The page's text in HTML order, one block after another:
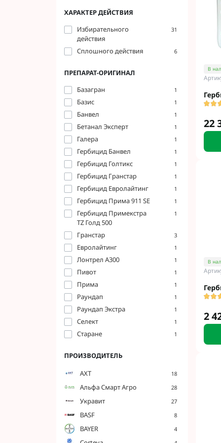
Подсолнечник
Подсолнечник
Подсолнечник
Подсолнечник
Подсолнечник
Подсолнечник
Украинские
ЮГ АГРОЛИДЕР
Технология
Подсолнечник
Гранстар на
Довсходовые
Гербицид от
Гербициды от
Контактные
Системные
Гербициды
Гербициды
Гербициды
Гербициды
технологии
Гербициды
Гербициды
Гербициды BASF
Гербициды FMC
Гербициды
Гербициды
Гербициды
Гербициды
Гербициды
Фунгициды
Фунгициды
Фунгициды для
Фунгициды
Фунгициды
Фунгициды
Фунгициды
Фунгициды
Фунгициды
Контактные
Системные
ХАРАКТЕР ДЕЙСТВИЯ
Избирательного
действия
31
Сплошного действия 6
ПРЕПАРАТ-ОРИГИНАЛ
Базагран
1
Базис 1
Банвел 1
Бетанал Эксперт 1
Галера 1
Гербицид Банвел 1
Гербицид Голтикс 1
Гербицид Гранстар 1
Гербицид Евролайтинг 1
Гербицид Прима 911 SE 1
Гербицид Примекстра
TZ Голд 500
1
Гранстар 3
Евролайтинг 1
Лонтрел А300 1
Пивот 1
Прима 1
Раундап 1
Раундап Экстра 1
Селект 1
Старане 1
ПРОИЗВОДИТЕЛЬ
АХТ
18
Альфа Смарт Агро 28
Укравит 27
BASF 8
BAYER 4
В
22
В
2